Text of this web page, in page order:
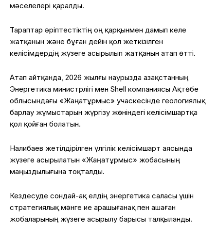
мәселелері қаралды.
Тараптар әріптестіктің оң қарқынмен дамып келе
жатқанын және бұған дейін қол жеткізілген
келісімдердің жүзеге асырылып жатқанын атап өтті.
Атап айтқанда, 2026 жылғы наурызда Қазақстанның
Энергетика министрлігі мен Shell компаниясы Ақтөбе
облысындағы «Жаңатұрмыс» учаскесінде геологиялық
барлау жұмыстарын жүргізу жөніндегі келісімшартқа
қол қойған болатын.
Налибаев жетілдірілген үлгілік келісімшарт аясында
жүзеге асырылатын «Жаңатұрмыс» жобасының
маңыздылығына тоқталды.
Кездесуде сондай-ақ елдің энергетика саласы үшін
стратегиялық мәнге ие Қарашығанақ пен Қашаған
жобаларының жүзеге асырылу барысы талқыланды.